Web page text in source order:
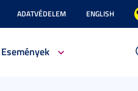
ADATVÉDELEM ENGLISH